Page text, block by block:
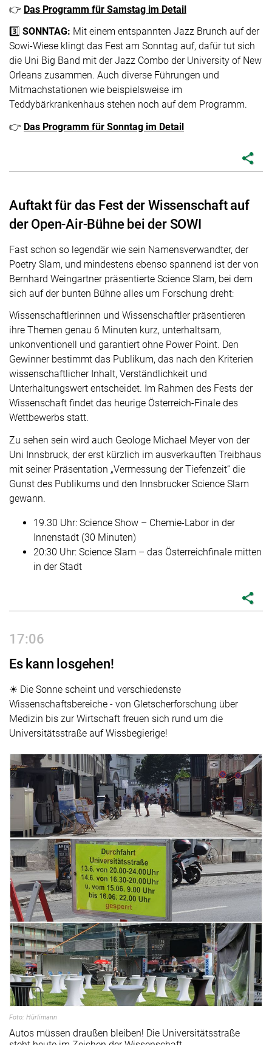
👉 Das Programm für Samstag im Detail
3️⃣ SONNTAG: Mit einem entspannten Jazz Brunch auf der
Sowi-Wiese klingt das Fest am Sonntag auf, dafür tut sich
die Uni Big Band mit der Jazz Combo der University of New
Orleans zusammen. Auch diverse Führungen und
Mitmachstationen wie beispielsweise im
Teddybärkrankenhaus stehen noch auf dem Programm.
👉 Das Programm für Sonntag im Detail
share
Auftakt für das Fest der Wissenschaft auf
der Open-Air-Bühne bei der SOWI
Fast schon so legendär wie sein Namensverwandter, der
Poetry Slam, und mindestens ebenso spannend ist der von
Bernhard Weingartner präsentierte Science Slam, bei dem
sich auf der bunten Bühne alles um Forschung dreht:
Wissenschaftlerinnen und Wissenschaftler präsentieren
ihre Themen genau 6 Minuten kurz, unterhaltsam,
unkonventionell und garantiert ohne Power Point. Den
Gewinner bestimmt das Publikum, das nach den Kriterien
wissenschaftlicher Inhalt, Verständlichkeit und
Unterhaltungswert entscheidet. Im Rahmen des Fests der
Wissenschaft findet das heurige Österreich-Finale des
Wettbewerbs statt.
Zu sehen sein wird auch Geologe Michael Meyer von der
Uni Innsbruck, der erst kürzlich im ausverkauften Treibhaus
mit seiner Präsentation „Vermessung der Tiefenzeit“ die
Gunst des Publikums und den Innsbrucker Science Slam
gewann.
19.30 Uhr: Science Show – Chemie-Labor in der
Innenstadt (30 Minuten)
20:30 Uhr: Science Slam – das Österreichfinale mitten
in der Stadt
share
17:06
Es kann losgehen!
☀ Die Sonne scheint und verschiedenste
Wissenschaftsbereiche - von Gletscherforschung über
Medizin bis zur Wirtschaft freuen sich rund um die
Universitätsstraße auf Wissbegierige!
Foto: Hürlimann
Autos müssen draußen bleiben! Die Universitätsstraße